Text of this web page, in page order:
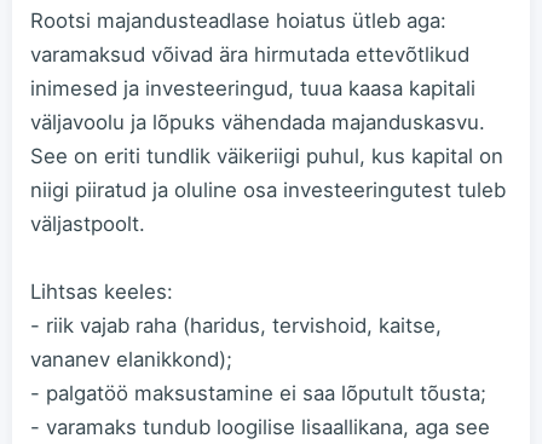
Rootsi majandusteadlase hoiatus ütleb aga:
varamaksud võivad ära hirmutada ettevõtlikud
inimesed ja investeeringud, tuua kaasa kapitali
väljavoolu ja lõpuks vähendada majanduskasvu.
See on eriti tundlik väikeriigi puhul, kus kapital on
niigi piiratud ja oluline osa investeeringutest tuleb
väljastpoolt.
Lihtsas keeles:
- riik vajab raha (haridus, tervishoid, kaitse,
vananev elanikkond);
- palgatöö maksustamine ei saa lõputult tõusta;
- varamaks tundub loogilise lisaallikana, aga see